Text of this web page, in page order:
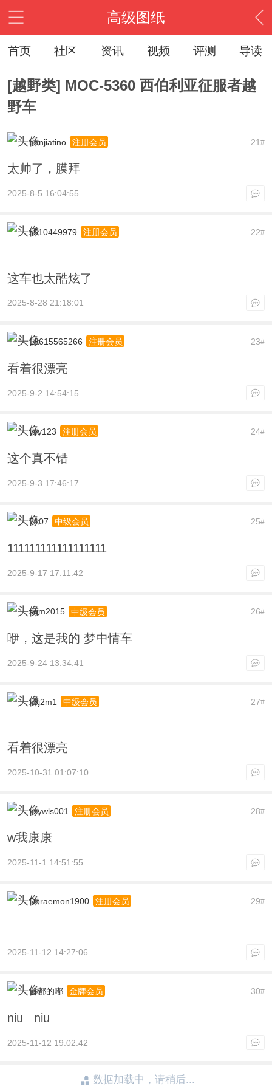
高级图纸
首页 社区 资讯 视频 评测 导读
[越野类] MOC-5360 西伯利亚征服者越
野车
21#
banjiatino 注册会员
太帅了，膜拜
2025-8-5 16:04:55
22#
s510449979 注册会员
这车也太酷炫了
2025-8-28 21:18:01
23#
18615565266 注册会员
看着很漂亮
2025-9-2 14:54:15
24#
yyy123 注册会员
这个真不错
2025-9-3 17:46:17
25#
7107 中级会员
111111111111111111
2025-9-17 17:11:42
26#
sqm2015 中级会员
咿，这是我的 梦中情车
2025-9-24 13:34:41
27#
x3j2m1 中级会员
看着很漂亮
2025-10-31 01:07:10
28#
xxywls001 注册会员
w我康康
2025-11-1 14:51:55
29#
Doraemon1900 注册会员
2025-11-12 14:27:06
30#
首都的嘟 金牌会员
niu niu
2025-11-12 19:02:42
数据加载中，请稍后...